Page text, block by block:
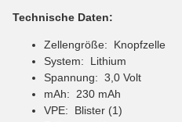
Technische Daten:
Zellengröße: Knopfzelle
System: Lithium
Spannung: 3,0 Volt
mAh: 230 mAh
VPE: Blister (1)